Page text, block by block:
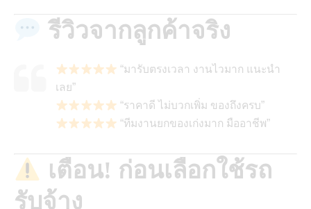
รีวิวจากลูกค้าจริง
“มารับตรงเวลา งานไวมาก แนะนำ
เลย”
“ราคาดี ไม่บวกเพิ่ม ของถึงครบ”
“ทีมงานยกของเก่งมาก มืออาชีพ”
เตือน! ก่อนเลือกใช้รถ
รับจ้าง